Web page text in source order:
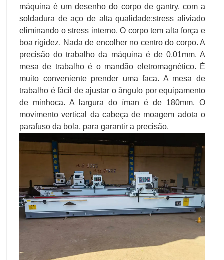
máquina é um desenho do corpo de gantry, com a
soldadura de aço de alta qualidade;stress aliviado
eliminando o stress interno. O corpo tem alta força e
boa rigidez. Nada de encolher no centro do corpo. A
precisão do trabalho da máquina é de 0,01mm. A
mesa de trabalho é o mandão eletromagnético. É
muito conveniente prender uma faca. A mesa de
trabalho é fácil de ajustar o ângulo por equipamento
de minhoca. A largura do íman é de 180mm. O
movimento vertical da cabeça de moagem adota o
parafuso da bola, para garantir a precisão.